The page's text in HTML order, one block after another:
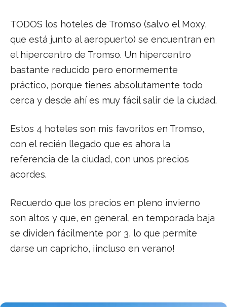
TODOS los hoteles de Tromso (salvo el Moxy,
que está junto al aeropuerto) se encuentran en
el hipercentro de Tromso. Un hipercentro
bastante reducido pero enormemente
práctico, porque tienes absolutamente todo
cerca y desde ahí es muy fácil salir de la ciudad.
Estos 4 hoteles son mis favoritos en Tromso,
con el recién llegado que es ahora la
referencia de la ciudad, con unos precios
acordes.
Recuerdo que los precios en pleno invierno
son altos y que, en general, en temporada baja
se dividen fácilmente por 3, lo que permite
darse un capricho, ¡incluso en verano!